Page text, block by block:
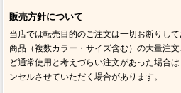
販売方針について
当店では転売目的のご注文は一切お断りし
商品（複数カラー・サイズ含む）の大量注
ど通常使用と考えづらい注文があった場合
ンセルさせていただく場合があります。